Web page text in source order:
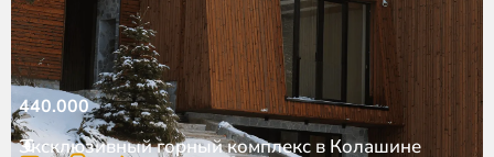
440.000
€
Эксклюзивный горный комплекс в Колашине